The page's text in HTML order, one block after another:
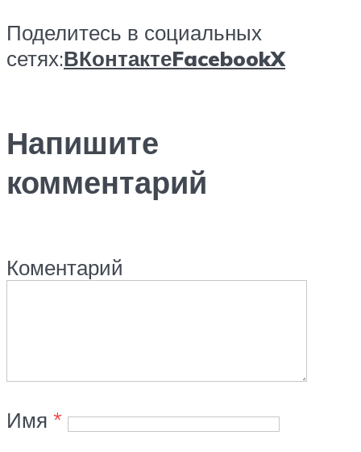
Поделитесь в социальных
сетях:ВКонтактеFacebookX
Напишите
комментарий
Коментарий
Имя *